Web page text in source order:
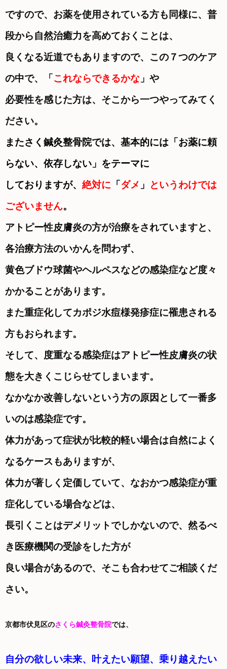
ですので、お薬を使用されている方も同様に、普
段から自然治癒力を高めておくことは、
良くなる近道でもありますので、この７つのケア
の中で、「 これならできるかな 」や
必要性を感じた方は、そこから一つやってみてく
ださい。
またさく鍼灸整骨院では、基本的には「お薬に頼
らない、依存しない」をテーマに
しておりますが、 絶対に 「 ダメ 」
というわけでは
ございません。
アトピー性皮膚炎の方が治療をされていますと、
各治療方法のいかんを問わず、
黄色ブドウ球菌やヘルペスなどの感染症など度々
かかることがあります。
また重症化してカポジ水痘様発疹症に罹患される
方もおられます。
そして、度重なる感染症はアトピー性皮膚炎の状
態を大きくこじらせてしまいます。
なかなか改善しないという方の原因として一番多
いのは感染症です。
体力があって症状が比較的軽い場合は自然によく
なるケースもありますが、
体力が著しく 定価していて、なおかつ感染症が重
症化している場合などは、
長引くことはデメリットでしかないので、然るべ
き医療機関の受診をした方が
良い場合があるので、そこも合わせてご相談くだ
さい。
京都市伏見区のさくら鍼灸整骨院では、
自分の欲しい未来、叶えたい願望、乗り越えたい